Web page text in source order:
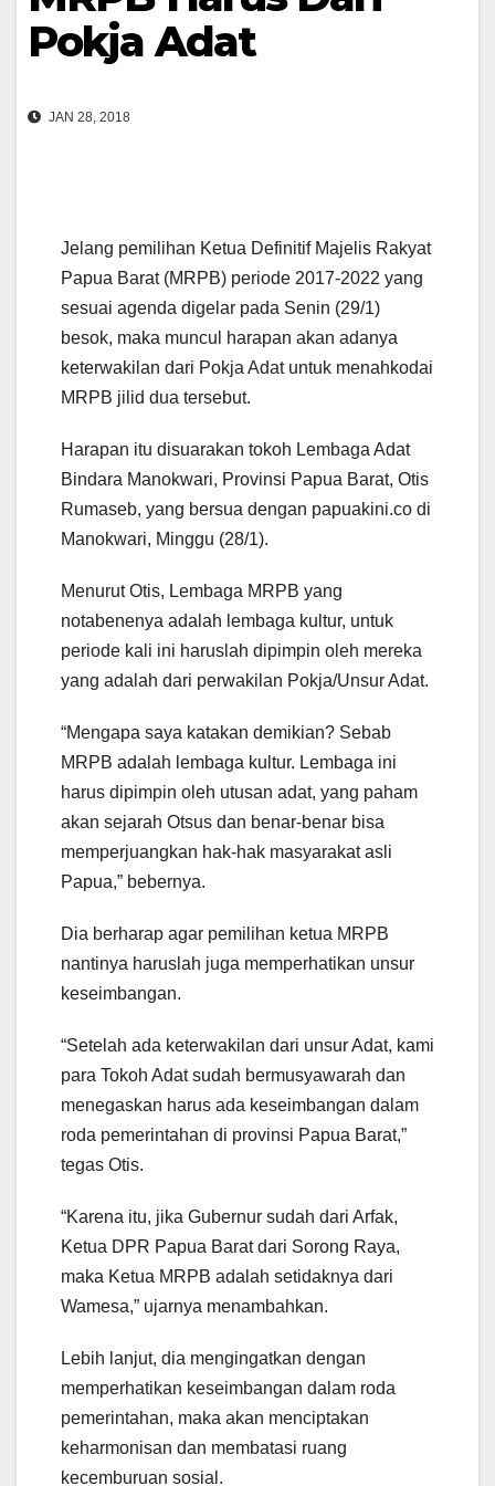
Pokja Adat
JAN 28, 2018
Jelang pemilihan Ketua Definitif Majelis Rakyat
Papua Barat (MRPB) periode 2017-2022 yang
sesuai agenda digelar pada Senin (29/1)
besok, maka muncul harapan akan adanya
keterwakilan dari Pokja Adat untuk menahkodai
MRPB jilid dua tersebut.
Harapan itu disuarakan tokoh Lembaga Adat
Bindara Manokwari, Provinsi Papua Barat, Otis
Rumaseb, yang bersua dengan papuakini.co di
Manokwari, Minggu (28/1).
Menurut Otis, Lembaga MRPB yang
notabenenya adalah lembaga kultur, untuk
periode kali ini haruslah dipimpin oleh mereka
yang adalah dari perwakilan Pokja/Unsur Adat.
“Mengapa saya katakan demikian? Sebab
MRPB adalah lembaga kultur. Lembaga ini
harus dipimpin oleh utusan adat, yang paham
akan sejarah Otsus dan benar-benar bisa
memperjuangkan hak-hak masyarakat asli
Papua,” bebernya.
Dia berharap agar pemilihan ketua MRPB
nantinya haruslah juga memperhatikan unsur
keseimbangan.
“Setelah ada keterwakilan dari unsur Adat, kami
para Tokoh Adat sudah bermusyawarah dan
menegaskan harus ada keseimbangan dalam
roda pemerintahan di provinsi Papua Barat,”
tegas Otis.
“Karena itu, jika Gubernur sudah dari Arfak,
Ketua DPR Papua Barat dari Sorong Raya,
maka Ketua MRPB adalah setidaknya dari
Wamesa,” ujarnya menambahkan.
Lebih lanjut, dia mengingatkan dengan
memperhatikan keseimbangan dalam roda
pemerintahan, maka akan menciptakan
keharmonisan dan membatasi ruang
kecemburuan sosial.